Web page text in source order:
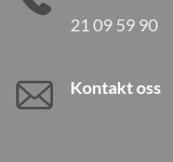
21 09 59 90
Kontakt oss